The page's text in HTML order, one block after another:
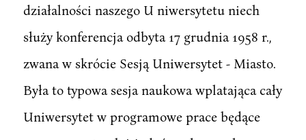
działalności naszego U niwersytetu niech
służy konferencja odbyta 17 grudnia 1958 r.,
zwana w skrócie Sesją Uniwersytet - Miasto.
Była to typowa sesja naukowa wplatająca cały
Uniwersytet w programowe prace będące